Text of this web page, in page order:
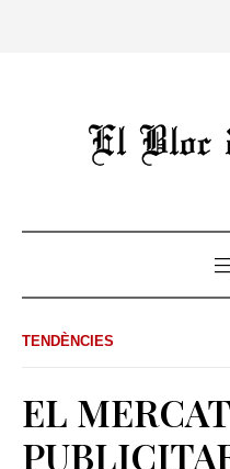
TENDÈNCIES
EL MERCAT